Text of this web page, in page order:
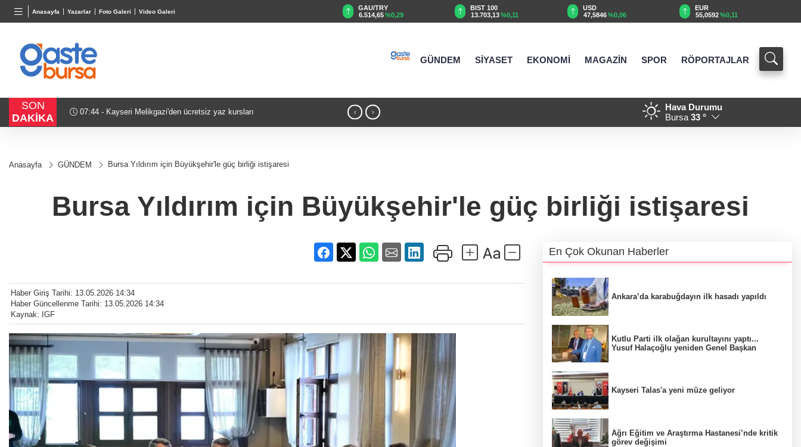
Anasayfa Yazarlar Foto Galeri Video Galeri
BGN
28,0626 %0,37
VND
0,0018%0,31
BIST 100
13.703,13%0,11
USD
47,5846%0,06
EUR
55,0592 %0,11
GBP
64,1715 %0,14
GÜNDEM SİYASET EKONOMİ MAGAZİN SPOR RÖPORTAJLAR
SON
DAKİKA
06:43 - Kayseri Büyükşehir gökyüzü tutkunlarını Erciyes'te buluşturacak 19:32 - Bilecik'te Vali
‹ ›
Hava Durumu
Bursa 33 °
Anasayfa GÜNDEM Bursa Yıldırım için Büyükşehir'le güç birliği istişaresi
Bursa Yıldırım için Büyükşehir'le güç birliği istişaresi
Haber Giriş Tarihi: 13.05.2026 14:34
Haber Güncellenme Tarihi: 13.05.2026 14:34
Kaynak: IGF
En Çok Okunan Haberler
Ankara’da karabuğdayın ilk hasadı yapıldı
Kutlu Parti ilk olağan kurultayını yaptı...
Yusuf Halaçoğlu yeniden Genel Başkan
Kayseri Talas'a yeni müze geliyor
Ağrı Eğitim ve Araştırma Hastanesi’nde kritik
görev değişimi